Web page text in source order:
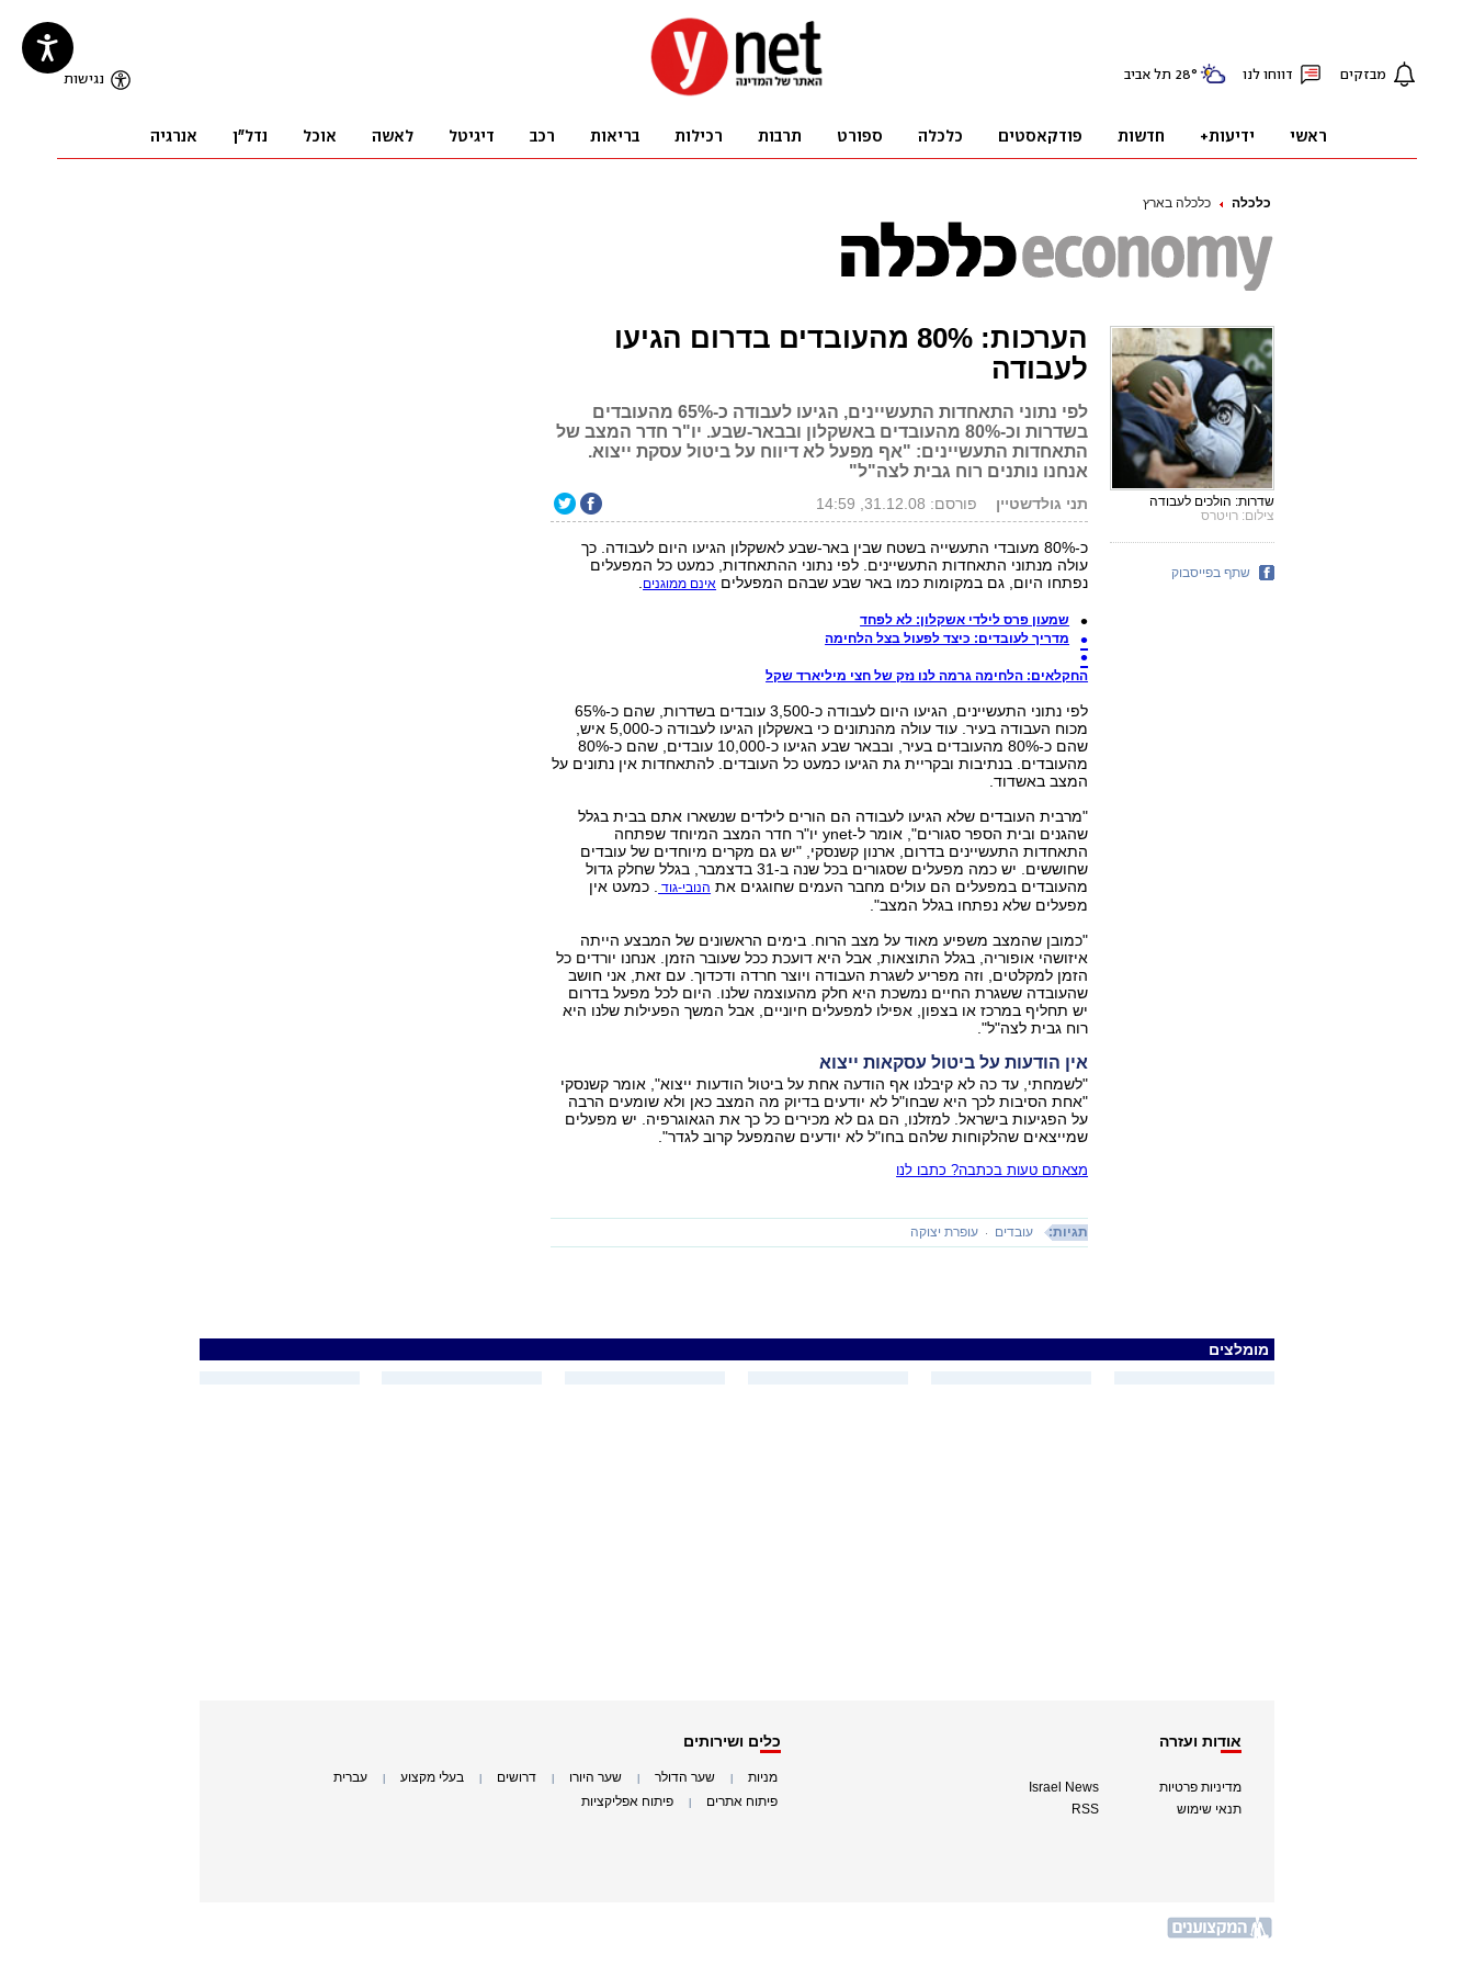
כלכלה כלכלה בארץ
הערכות: 80% מהעובדים בדרום הגיעו
לעבודה
לפי נתוני התאחדות התעשיינים, הגיעו לעבודה כ-65% מהעובדים
בשדרות וכ-80% מהעובדים באשקלון ובבאר-שבע. יו"ר חדר המצב של
התאחדות התעשיינים: "אף מפעל לא דיווח על ביטול עסקת ייצוא.
אנחנו נותנים רוח גבית לצה"ל"
תני גולדשטיין פורסם: 31.12.08, 14:59
כ-80% מעובדי התעשייה בשטח שבין באר-שבע לאשקלון הגיעו היום לעבודה. כך
עולה מנתוני התאחדות התעשיינים. לפי נתוני ההתאחדות, כמעט כל המפעלים
נפתחו היום, גם במקומות כמו באר שבע שבהם המפעלים אינם ממוגנים.
שמעון פרס לילדי אשקלון: לא לפחד
מדריך לעובדים: כיצד לפעול בצל הלחימה
החקלאים: הלחימה גרמה לנו נזק של חצי מיליארד שקל
לפי נתוני התעשיינים, הגיעו היום לעבודה כ-3,500 עובדים בשדרות, שהם כ-65%
מכוח העבודה בעיר. עוד עולה מהנתונים כי באשקלון הגיעו לעבודה כ-5,000 איש,
שהם כ-80% מהעובדים בעיר, ובבאר שבע הגיעו כ-10,000 עובדים, שהם כ-80%
מהעובדים. בנתיבות ובקריית גת הגיעו כמעט כל העובדים. להתאחדות אין נתונים על
המצב באשדוד.
"מרבית העובדים שלא הגיעו לעבודה הם הורים לילדים שנשארו אתם בבית בגלל
שהגנים ובית הספר סגורים", אומר ל-ynet יו"ר חדר המצב המיוחד שפתחה
התאחדות התעשיינים בדרום, ארנון קשנסקי, "יש גם מקרים מיוחדים של עובדים
שחוששים. יש כמה מפעלים שסגורים בכל שנה ב-31 בדצמבר, בגלל שחלק גדול
מהעובדים במפעלים הם עולים מחבר העמים שחוגגים את הנובי-גוד . כמעט אין
מפעלים שלא נפתחו בגלל המצב".
"כמובן שהמצב משפיע מאוד על מצב הרוח. בימים הראשונים של המבצע הייתה
איזושהי אופוריה, בגלל התוצאות, אבל היא דועכת ככל שעובר הזמן. אנחנו יורדים כל
הזמן למקלטים, וזה מפריע לשגרת העבודה ויוצר חרדה ודכדוך. עם זאת, אני חושב
שהעובדה ששגרת החיים נמשכת היא חלק מהעוצמה שלנו. היום לכל מפעל בדרום
יש תחליף במרכז או בצפון, אפילו למפעלים חיוניים, אבל המשך הפעילות שלנו היא
רוח גבית לצה"ל".
אין הודעות על ביטול עסקאות ייצוא
"לשמחתי, עד כה לא קיבלנו אף הודעה אחת על ביטול הודעות ייצוא", אומר קשנסקי
"אחת הסיבות לכך היא שבחו"ל לא יודעים בדיוק מה המצב כאן ולא שומעים הרבה
על הפגיעות בישראל. למזלנו, הם גם לא מכירים כל כך את הגאוגרפיה. יש מפעלים
שמייצאים שהלקוחות שלהם בחו"ל לא יודעים שהמפעל קרוב לגדר".
מצאתם טעות בכתבה? כתבו לנו
תגיות: עובדים עופרת יצוקה
שדרות: הולכים לעבודה
צילום: רויטרס
שתף בפייסבוק
מומלצים
אודות ועזרה
מדיניות פרטיות
תנאי שימוש
Israel News
RSS
כלים ושירותים
מניות שער הדולר שער היורו דרושים בעלי מקצוע עברית
פיתוח אתרים פיתוח אפליקציות